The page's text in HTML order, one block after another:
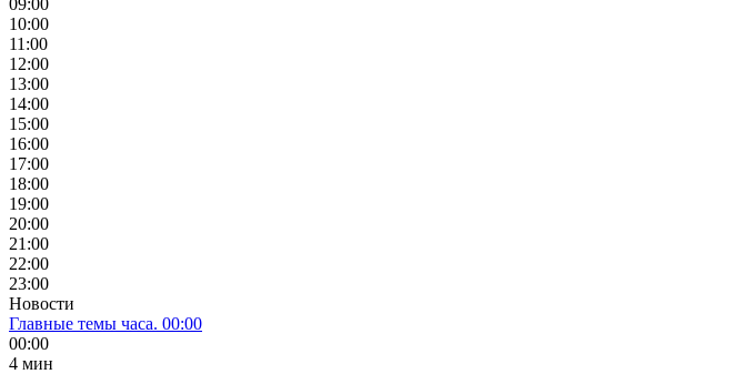
09:00
10:00
11:00
12:00
13:00
14:00
15:00
16:00
17:00
18:00
19:00
20:00
21:00
22:00
23:00
Новости
Главные темы часа. 00:00
00:00
4 мин